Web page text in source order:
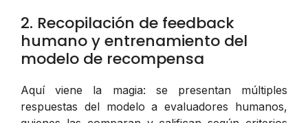
2. Recopilación de feedback
humano y entrenamiento del
modelo de recompensa
Aquí viene la magia: se presentan múltiples
respuestas del modelo a evaluadores humanos,